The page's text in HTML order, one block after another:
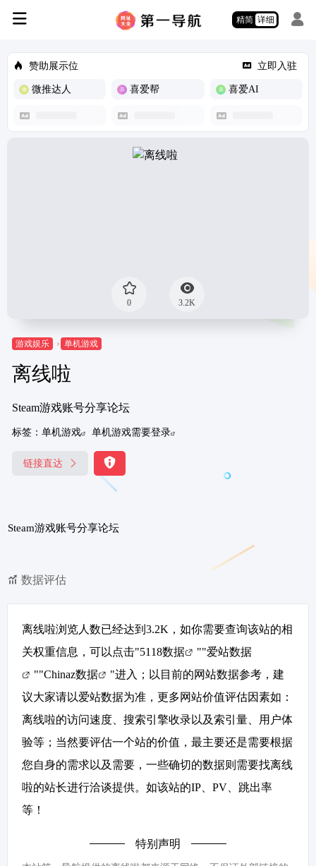
精简 详细
赞助展示位 立即入驻
微推达人 喜爱帮 喜爱AI
0 3.2K
游戏娱乐 单机游戏
离线啦
Steam游戏账号分享论坛
标签： 单机游戏 单机游戏需要登录
链接直达
Steam游戏账号分享论坛
数据评估
离线啦浏览人数已经达到3.2K，如你需要查询该站的相
关权重信息，可以点击"5118数据 ""爱站数据
""Chinaz数据
"进入；以目前的网站数据参考，建
议大家请以爱站数据为准，更多网站价值评估因素如：
离线啦的访问速度、搜索引擎收录以及索引量、用户体
验等；当然要评估一个站的价值，最主要还是需要根据
您自身的需求以及需要，一些确切的数据则需要找离线
啦的站长进行洽谈提供。如该站的IP、PV、跳出率
等！
特别声明